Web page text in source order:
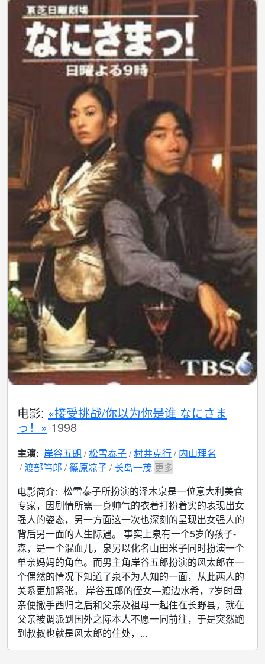
电影: «接受挑战/你以为你是谁 なにさま
っ！» 1998
主演: 岸谷五朗 松雪泰子 村井克行 内山理名
渡部笃郎 篠原凉子 长岛一茂 更多
电影简介: 松雪泰子所扮演的泽木泉是一位意大利美食
专家，因剧情所需一身帅气的衣着打扮着实的表现出女
强人的姿态，另一方面这一次也深刻的呈现出女强人的
背后另一面的人生际遇。 事实上泉有一个5岁的孩子-
森，是一个混血儿，泉另以化名山田米子同时扮演一个
单亲妈妈的角色。而男主角岸谷五郎扮演的风太郎在一
个偶然的情况下知道了泉不为人知的一面，从此两人的
关系更加紧张。 岸谷五郎的侄女—渡边水希，7岁时母
亲便撒手西归之后和父亲及祖母一起住在长野县，就在
父亲被调派到国外之际本人不愿一同前往，于是突然跑
到叔叔也就是风太郎的住处，...